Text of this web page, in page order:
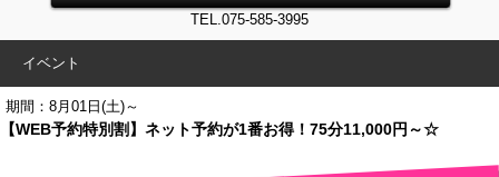
TEL.075-585-3995
イベント
期間：8月01日(土)～
【WEB予約特別割】ネット予約が1番お得！75分11,000円～☆